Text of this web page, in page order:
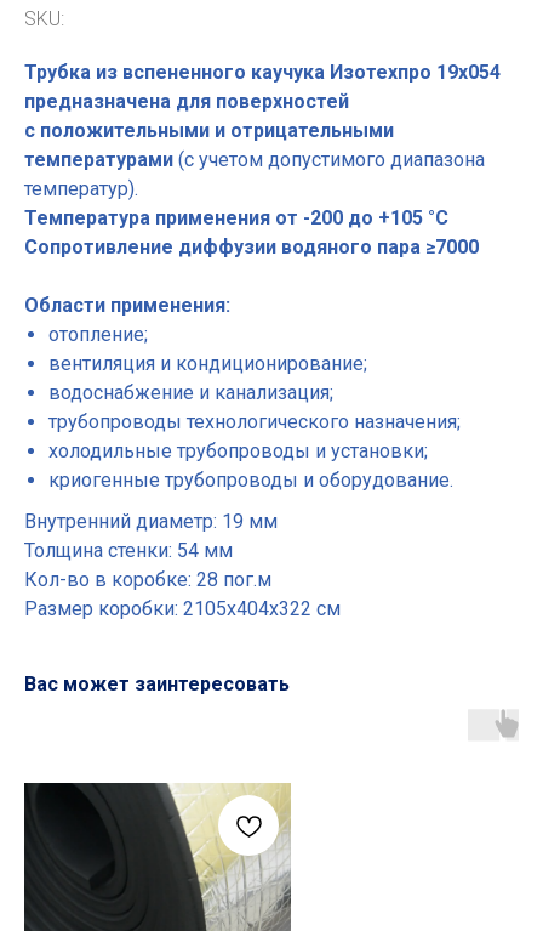
SKU:
Трубка из вспененного каучука Изотехпро 19x054
предназначена для поверхностей
с положительными и отрицательными
температурами (с учетом допустимого диапазона
температур).
Температура применения от -200 до +105 °С
Сопротивление диффузии водяного пара ≥7000
Области применения:
отопление;
вентиляция и кондиционирование;
водоснабжение и канализация;
трубопроводы технологического назначения;
холодильные трубопроводы и установки;
криогенные трубопроводы и оборудование.
Внутренний диаметр: 19 мм
Толщина стенки: 54 мм
Кол-во в коробке: 28 пог.м
Размер коробки: 2105х404х322 см
Вас может заинтересовать